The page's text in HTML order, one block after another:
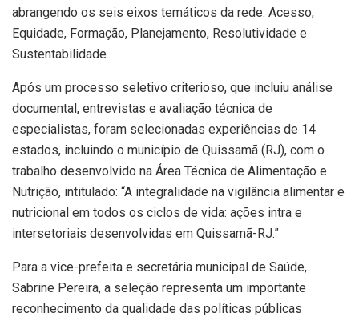
abrangendo os seis eixos temáticos da rede: Acesso,
Equidade, Formação, Planejamento, Resolutividade e
Sustentabilidade.
Após um processo seletivo criterioso, que incluiu análise
documental, entrevistas e avaliação técnica de
especialistas, foram selecionadas experiências de 14
estados, incluindo o município de Quissamã (RJ), com o
trabalho desenvolvido na Área Técnica de Alimentação e
Nutrição, intitulado: “A integralidade na vigilância alimentar e
nutricional em todos os ciclos de vida: ações intra e
intersetoriais desenvolvidas em Quissamã-RJ.”
Para a vice-prefeita e secretária municipal de Saúde,
Sabrine Pereira, a seleção representa um importante
reconhecimento da qualidade das políticas públicas